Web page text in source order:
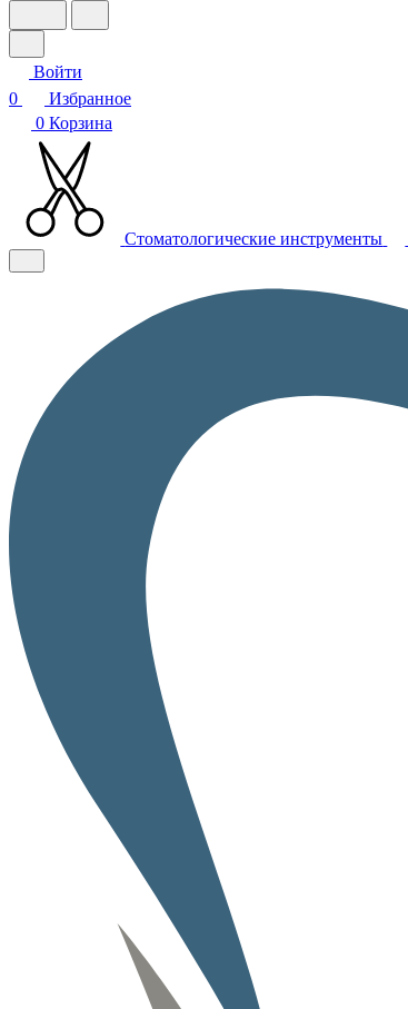
Войти
0
Избранное
0 Корзина
Стоматологические инструменты